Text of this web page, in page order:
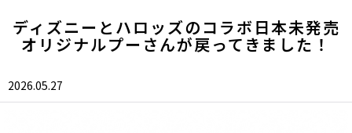
ディズニーとハロッズのコラボ日本未発売
オリジナルプーさんが戻ってきました！
2026.05.27